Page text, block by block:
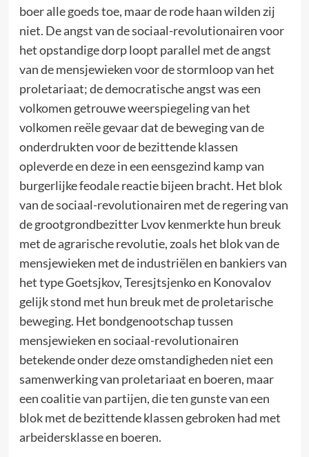
boer alle goeds toe, maar de rode haan wilden zij
niet. De angst van de sociaal-revolutionairen voor
het opstandige dorp loopt parallel met de angst
van de mensjewieken voor de stormloop van het
proletariaat; de democratische angst was een
volkomen getrouwe weerspiegeling van het
volkomen reële gevaar dat de beweging van de
onderdrukten voor de bezittende klassen
opleverde en deze in een eensgezind kamp van
burgerlijke feodale reactie bijeen bracht. Het blok
van de sociaal-revolutionairen met de regering van
de grootgrondbezitter Lvov kenmerkte hun breuk
met de agrarische revolutie, zoals het blok van de
mensjewieken met de industriëlen en bankiers van
het type Goetsjkov, Teresjtsjenko en Konovalov
gelijk stond met hun breuk met de proletarische
beweging. Het bondgenootschap tussen
mensjewieken en sociaal-revolutionairen
betekende onder deze omstandigheden niet een
samenwerking van proletariaat en boeren, maar
een coalitie van partijen, die ten gunste van een
blok met de bezittende klassen gebroken had met
arbeidersklasse en boeren.